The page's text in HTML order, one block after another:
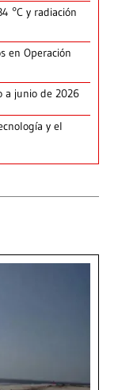
°C y radiación
en Operación
a junio de 2026
y el